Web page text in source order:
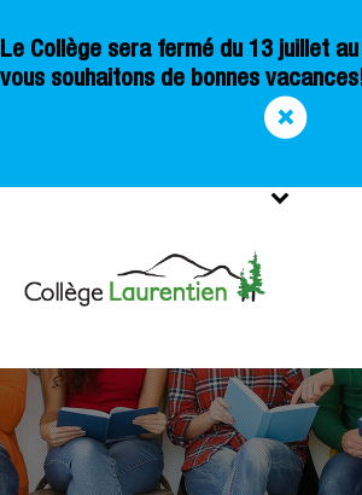
Le Collège sera fermé du 13 juillet
vous souhaitons de bonnes